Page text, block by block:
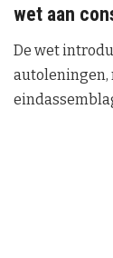
wet aan
De wet
autoleningen,